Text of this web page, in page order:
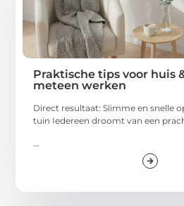
Praktische tips voor huis
meteen werken
Direct resultaat: Slimme en snelle
tuin Iedereen droomt van een
...